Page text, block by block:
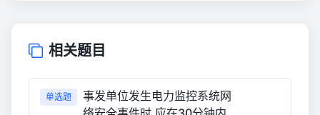
相关题目
单选题
事发单位发生电力监控系统网